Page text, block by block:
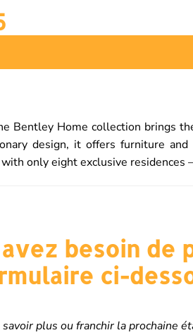
Bentley Home collection brings
design, it offers furniture
only eight exclusive
besoin de
ci-
plus ou franchir la prochaine